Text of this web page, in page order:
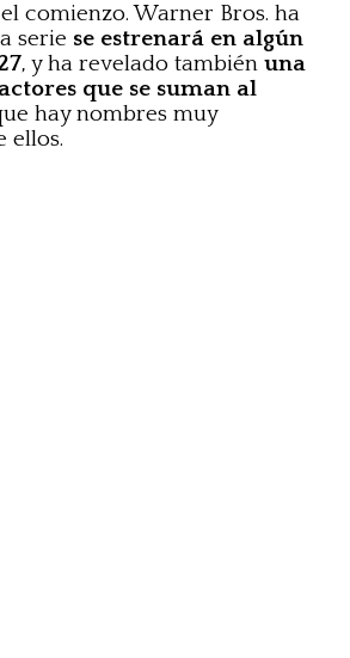
comienzo. Warner Bros. ha
serie se estrenará en algún
, y ha revelado también una
que se suman al
hay nombres muy
ellos.